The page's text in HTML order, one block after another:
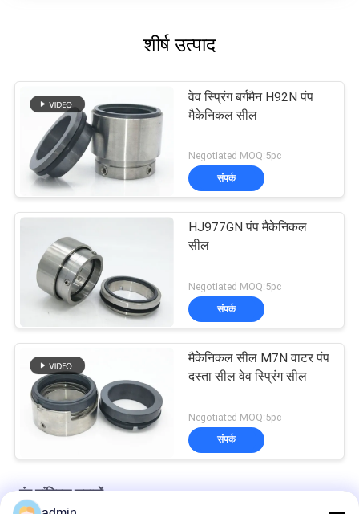
शीर्ष उत्पाद
वेव स्प्रिंग बर्गमैन H92N पंप
मैकेनिकल सील
Negotiated MOQ:5pc
संपर्क
HJ977GN पंप मैकेनिकल
सील
Negotiated MOQ:5pc
संपर्क
मैकेनिकल सील M7N वाटर पंप
दस्ता सील वेव स्प्रिंग सील
Negotiated MOQ:5pc
संपर्क
पंप यांत्रिक जवानों